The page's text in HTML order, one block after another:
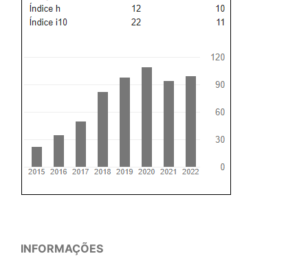
INFORMAÇÕES